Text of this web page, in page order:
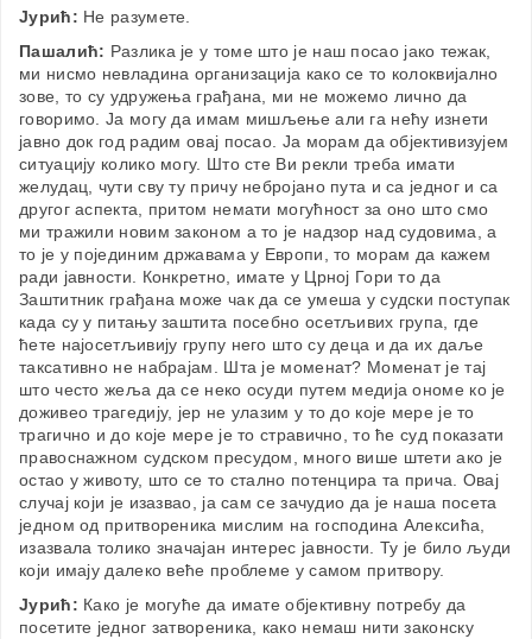
Јурић: Не разумете.
Пашалић: Разлика је у томе што је наш посао јако тежак,
ми нисмо невладина организација како се то колоквијално
зове, то су удружења грађана, ми не можемо лично да
говоримо. Ја могу да имам мишљење али га нећу изнети
јавно док год радим овај посао. Ја морам да објективизујем
ситуацију колико могу. Што сте Ви рекли треба имати
желудац, чути сву ту причу небројано пута и са једног и са
другог аспекта, притом немати могућност за оно што смо
ми тражили новим законом а то је надзор над судовима, а
то је у појединим државама у Европи, то морам да кажем
ради јавности. Конкретно, имате у Црној Гори то да
Заштитник грађана може чак да се умеша у судски поступак
када су у питању заштита посебно осетљивих група, где
ћете најосетљивију групу него што су деца и да их даље
таксативно не набрајам. Шта је моменат? Моменат је тај
што често жеља да се неко осуди путем медија ономе ко је
доживео трагедију, јер не улазим у то до које мере је то
трагично и до које мере је то стравично, то ће суд показати
правоснажном судском пресудом, много више штети ако је
остао у животу, што се то стално потенцира та прича. Овај
случај који је изазвао, ја сам се зачудио да је наша посета
једном од притвореника мислим на господина Алексића,
изазвала толико значајан интерес јавности. Ту је било људи
који имају далеко веће проблеме у самом притвору.
Јурић: Како је могуће да имате објективну потребу да
посетите једног затвореника, како немаш нити законску